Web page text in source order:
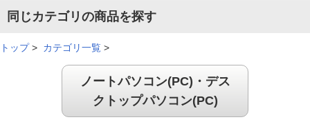
同じカテゴリの商品を探す
トップ> カテゴリ一覧 >
ノートパソコン(PC)・デス
クトップパソコン(PC)